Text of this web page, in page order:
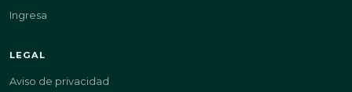
Ingresa
LEGAL
Aviso de privacidad